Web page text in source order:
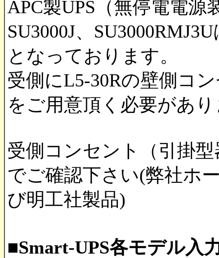
APC製UPS（無停電電
SU3000J、
となっております。
受側にL5-30Rの壁側コ
をご用意頂く必要があ
受側コンセント（引掛
でご確認下さい(弊社ホ
び明工社製品)
■Smart-UPS各モデル入